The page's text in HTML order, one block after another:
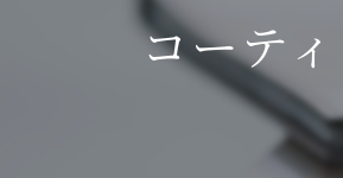
車内清掃
サイドメニュー
コーテ